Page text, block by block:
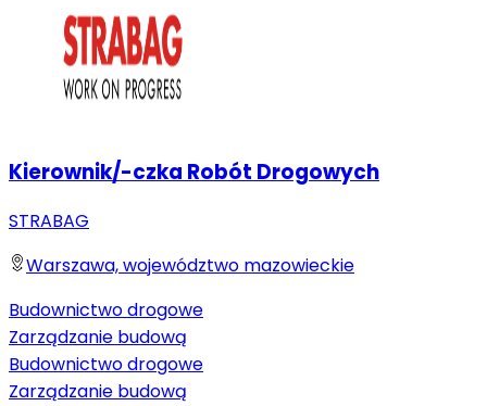
Kierownik/-czka Robót Drogowych
STRABAG
Warszawa, województwo mazowieckie
Budownictwo drogowe
Zarządzanie budową
Budownictwo drogowe
Zarządzanie budową